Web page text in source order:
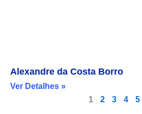
Alexandre da Costa Borro
Ver Detalhes »
1
2 3 4 5